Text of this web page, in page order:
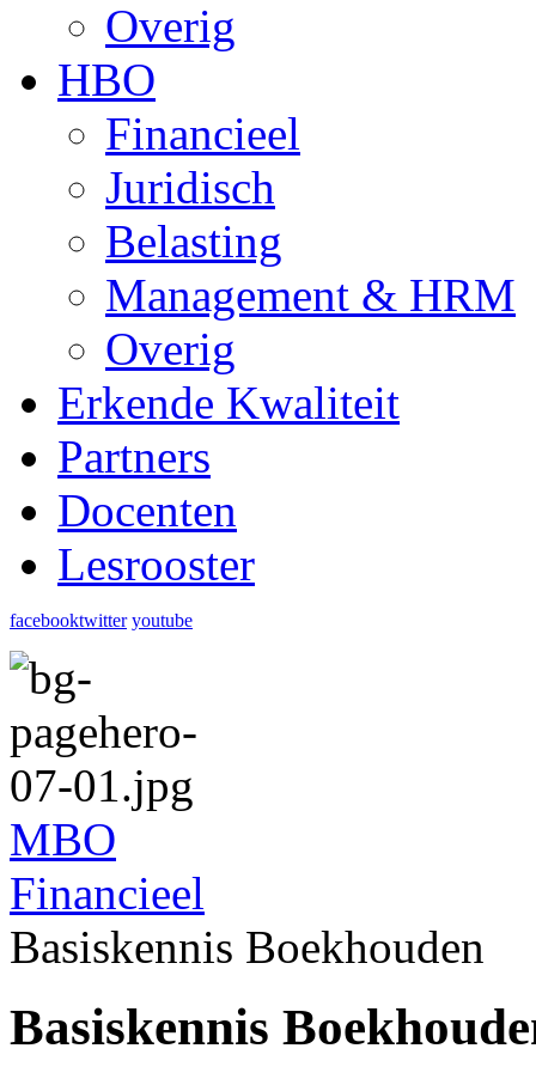
Overig
HBO
Financieel
Juridisch
Belasting
Management & HRM
Overig
Erkende Kwaliteit
Partners
Docenten
Lesrooster
facebooktwitter youtube
MBO
Financieel
Basiskennis Boekhouden
Basiskennis